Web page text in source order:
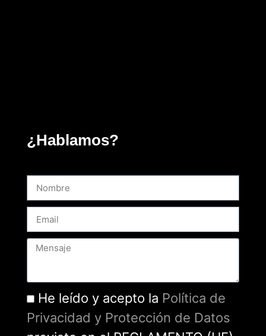
¿Hablamos?
He leído y acepto la Política de
Privacidad y Protección de Datos